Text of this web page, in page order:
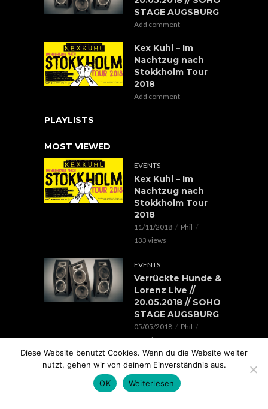
STAGE AUGSBURG
Add comment
Kex Kuhl – Im
Nachtzug nach
Stokkholm Tour
2018
Add comment
PLAYLISTS
MOST VIEWED
EVENTS
Kex Kuhl – Im
Nachtzug nach
Stokkholm Tour
2018
11/11/2018
Phil
133 views
EVENTS
Verrückte Hunde &
Lorenz Live //
20.05.2018 // SOHO
STAGE AUGSBURG
05/05/2018
Phil
100 views
EVENTS
Rap im Ring 2017
mit Edgar Wasser,
Diese Website benutzt Cookies. Wenn du die Website weiter
nutzt, gehen wir von deinem Einverständnis aus.
OK
Weiterlesen